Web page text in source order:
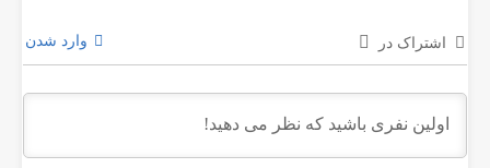
اشتراک در وارد شدن